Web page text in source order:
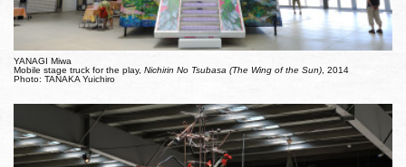
YANAGI Miwa
Mobile stage truck for the play, Nichirin No Tsubasa (The Wing of the Sun), 2014
Photo: TANAKA Yuichiro